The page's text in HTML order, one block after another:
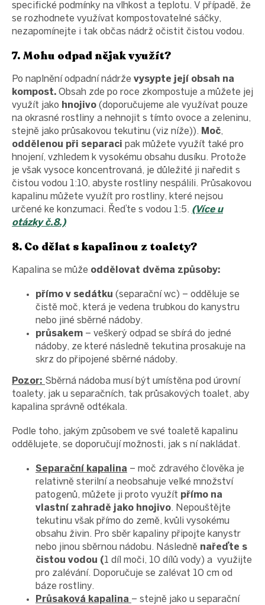
specifické podmínky na vlhkost a teplotu. V případě, že
se rozhodnete využívat kompostovatelné sáčky,
nezapomínejte i tak občas nádrž očistit čistou vodou.
7. Mohu odpad nějak využít?
Po naplnění odpadní nádrže vysypte její obsah na
kompost. Obsah zde po roce zkompostuje a můžete jej
využít jako hnojivo (doporučujeme ale využívat pouze
na okrasné rostliny a nehnojit s tímto ovoce a zeleninu,
stejně jako průsakovou tekutinu (viz níže)). Moč,
oddělenou při separaci pak můžete využít také pro
hnojení, vzhledem k vysokému obsahu dusíku. Protože
je však vysoce koncentrovaná, je důležité ji naředit s
čistou vodou 1:10, abyste rostliny nespálili. Průsakovou
kapalinu můžete využít pro rostliny, které nejsou
určené ke konzumaci. Řeďte s vodou 1:5. (Více u
otázky č.8.)
8. Co dělat s kapalinou z toalety?
Kapalina se může oddělovat dvěma způsoby:
přímo v sedátku (separační wc) – odděluje se
čistě moč, která je vedena trubkou do kanystru
nebo jiné sběrné nádoby.
průsakem – veškerý odpad se sbírá do jedné
nádoby, ze které následně tekutina prosakuje na
skrz do připojené sběrné nádoby.
Pozor: Sběrná nádoba musí být umístěna pod úrovní
toalety, jak u separačních, tak průsakových toalet, aby
kapalina správně odtékala.
Podle toho, jakým způsobem ve své toaletě kapalinu
oddělujete, se doporučují možnosti, jak s ní nakládat.
Separační kapalina – moč zdravého člověka je
relativně sterilní a neobsahuje velké množství
patogenů, můžete ji proto využít přímo na
vlastní zahradě jako hnojivo. Nepouštějte
tekutinu však přímo do země, kvůli vysokému
obsahu živin. Pro sběr kapaliny připojte kanystr
nebo jinou sběrnou nádobu. Následně nařeďte s
čistou vodou (1 díl moči, 10 dílů vody) a využijte
pro zalévání. Doporučuje se zalévat 10 cm od
báze rostliny.
Průsaková kapalina – stejně jako u separační